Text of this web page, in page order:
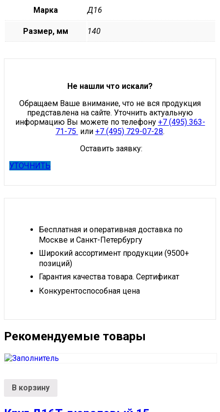
Марка Д16
Размер, мм 140
Не нашли что искали?
Обращаем Ваше внимание, что не вся продукция
представлена на сайте. Уточнить актуальную
информацию Вы можете по телефону +7 (495) 363-
71-75 или +7 (495) 729-07-28.
Оставить заявку:
УТОЧНИТЬ
Бесплатная и оперативная доставка по
Москве и Санкт-Петербургу
Широкий ассортимент продукции (9500+
позиций)
Гарантия качества товара. Сертификат
Конкурентоспособная цена
Рекомендуемые товары
В корзину